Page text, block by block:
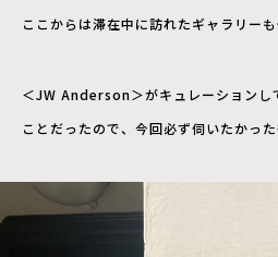
ここからは滞在中に訪れたギャラリーも
＜JW Anderson＞がキュレーションし
ことだったので、今回必ず伺いたかっ